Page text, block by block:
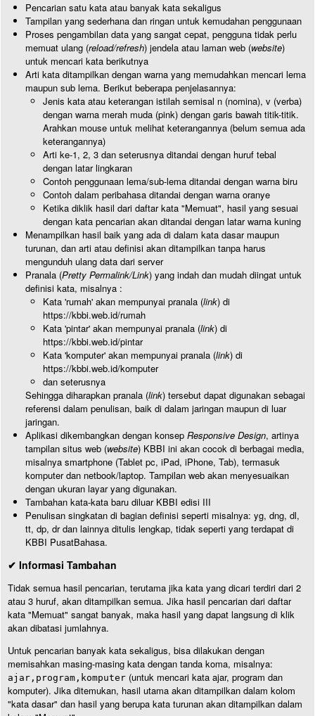
Pencarian satu kata atau banyak kata sekaligus
Tampilan yang sederhana dan ringan untuk kemudahan penggunaan
Proses pengambilan data yang sangat cepat, pengguna tidak perlu
memuat ulang (reload/refresh) jendela atau laman web (website)
untuk mencari kata berikutnya
Arti kata ditampilkan dengan warna yang memudahkan mencari lema
maupun sub lema. Berikut beberapa penjelasannya:
Jenis kata atau keterangan istilah semisal n (nomina), v (verba)
dengan warna merah muda (pink) dengan garis bawah titik-titik.
Arahkan mouse untuk melihat keterangannya (belum semua ada
keterangannya)
Arti ke-1, 2, 3 dan seterusnya ditandai dengan huruf tebal
dengan latar lingkaran
Contoh penggunaan lema/sub-lema ditandai dengan warna biru
Contoh dalam peribahasa ditandai dengan warna oranye
Ketika diklik hasil dari daftar kata "Memuat", hasil yang sesuai
dengan kata pencarian akan ditandai dengan latar warna kuning
Menampilkan hasil baik yang ada di dalam kata dasar maupun
turunan, dan arti atau definisi akan ditampilkan tanpa harus
mengunduh ulang data dari server
Pranala (Pretty Permalink/Link) yang indah dan mudah diingat untuk
definisi kata, misalnya :
Kata 'rumah' akan mempunyai pranala (link) di
https://kbbi.web.id/rumah
Kata 'pintar' akan mempunyai pranala (link) di
https://kbbi.web.id/pintar
Kata 'komputer' akan mempunyai pranala (link) di
https://kbbi.web.id/komputer
dan seterusnya
Sehingga diharapkan pranala (link) tersebut dapat digunakan sebagai
referensi dalam penulisan, baik di dalam jaringan maupun di luar
jaringan.
Aplikasi dikembangkan dengan konsep Responsive Design, artinya
tampilan situs web (website) KBBI ini akan cocok di berbagai media,
misalnya smartphone (Tablet pc, iPad, iPhone, Tab), termasuk
komputer dan netbook/laptop. Tampilan web akan menyesuaikan
dengan ukuran layar yang digunakan.
Tambahan kata-kata baru diluar KBBI edisi III
Penulisan singkatan di bagian definisi seperti misalnya: yg, dng, dl,
tt, dp, dr dan lainnya ditulis lengkap, tidak seperti yang terdapat di
KBBI PusatBahasa.
✔ Informasi Tambahan
Tidak semua hasil pencarian, terutama jika kata yang dicari terdiri dari 2
atau 3 huruf, akan ditampilkan semua. Jika hasil pencarian dari daftar
kata "Memuat" sangat banyak, maka hasil yang dapat langsung di klik
akan dibatasi jumlahnya.
Untuk pencarian banyak kata sekaligus, bisa dilakukan dengan
memisahkan masing-masing kata dengan tanda koma, misalnya:
ajar,program,komputer (untuk mencari kata ajar, program dan
komputer). Jika ditemukan, hasil utama akan ditampilkan dalam kolom
"kata dasar" dan hasil yang berupa kata turunan akan ditampilkan dalam